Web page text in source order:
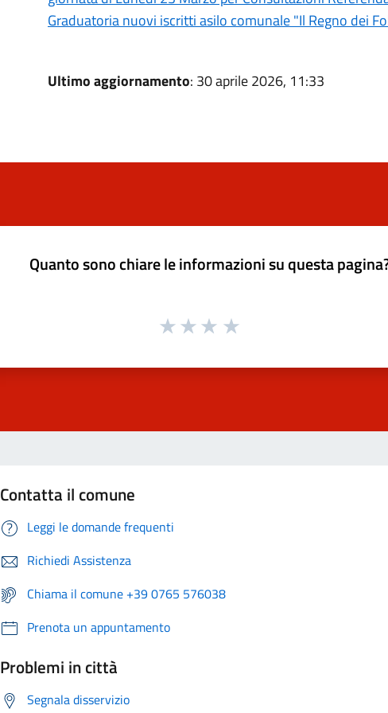
Graduatoria nuovi iscritti asilo comunale "Il Regno dei
Ultimo aggiornamento: 30 aprile 2026, 11:33
Quanto sono chiare le informazioni su questa
Contatta il comune
Leggi le domande frequenti
Richiedi Assistenza
Chiama il comune +39 0765 576038
Prenota un appuntamento
Problemi in città
Segnala disservizio